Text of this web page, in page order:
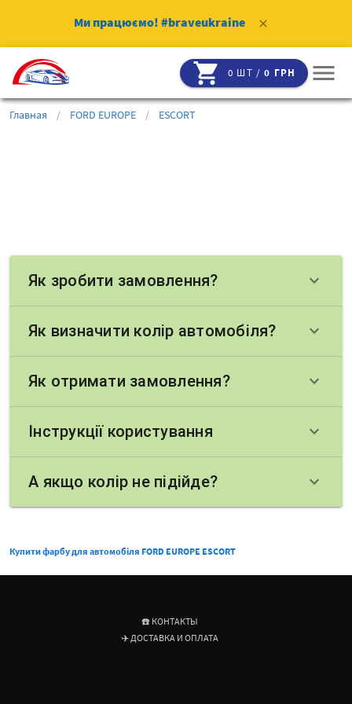
Ми працюємо! #braveukraine clear
shopping_cart 0 ШТ /0 ГРН menu
Главная / FORD EUROPE / ESCORT
Як зробити замовлення? keyboard_arrow_down
Як визначити колір автомобіля? keyboard_arrow_down
Як отримати замовлення? keyboard_arrow_down
Інструкції користування keyboard_arrow_down
А якщо колір не підійде? keyboard_arrow_down
Купити фарбу для автомобіля FORD EUROPE ESCORT
☎️ КОНТАКТЫ
✈️ ДОСТАВКА И ОПЛАТА